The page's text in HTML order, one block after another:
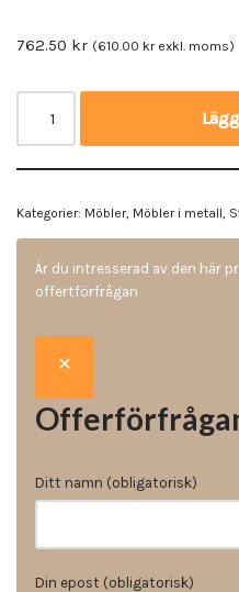
762.50 kr (610.00 krexkl. moms)
Kategorier: Möbler, Möbler i metall
Är du intresserad av den här
offertförfrågan
Ditt namn (obligatorisk)
Din epost (obligatorisk)